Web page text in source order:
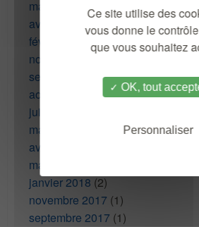
Ce site utilise des
vous donne le
que vous souhaitez
OK, tout
Personnaliser
mai 2019
(1)
avril 2019
février 2019
(2)
novembre 2018
septembre 2018(1)
août 2018
juillet 2018
mai 2018
avril 2018
mars 2018
janvier 2018 (2)
novembre 2017 (1)
septembre 2017 (1)